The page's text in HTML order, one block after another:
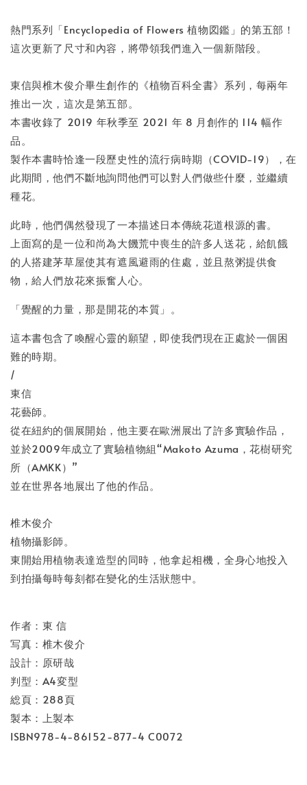
NT$ 50
NT$ 100
- +
加入購物車
熱門系列「Encyclopedia of Flowers 植物図鑑」的第五部！
這次更新了尺寸和內容，將帶領我們進入一個新階段。
東信與椎木俊介畢生創作的《植物百科全書》系列，每兩年
推出一次，這次是第五部。
本書收錄了 2019 年秋季至 2021 年 8 月創作的 114 幅作
品。
製作本書時恰逢一段歷史性的流行病時期（COVID-19），在
此期間，他們不斷地詢問他們可以對人們做些什麼，並繼續
種花。
此時，他們偶然發現了一本描述日本傳統花道根源的書。
上面寫的是一位和尚為大饑荒中喪生的許多人送花，給飢餓
的人搭建茅草屋使其有遮風避雨的住處，並且熬粥提供食
物，給人們放花來振奮人心。
「覺醒的力量，那是開花的本質」。
這本書包含了喚醒心靈的願望，即使我們現在正處於一個困
難的時期。
/
東信
花藝師。
從在紐約的個展開始，他主要在歐洲展出了許多實驗作品，
並於2009年成立了實驗植物組“Makoto Azuma，花樹研究
所（AMKK）”
並在世界各地展出了他的作品。
椎木俊介
植物攝影師。
東開始用植物表達造型的同時，他拿起相機，全身心地投入
到拍攝每時每刻都在變化的生活狀態中。
作者：東 信
写真：椎木俊介
設計：原研哉
判型：A4変型
総頁：288頁
製本：上製本
ISBN978-4-86152-877-4 C0072